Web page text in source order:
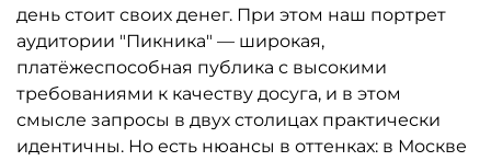
день стоит своих денег. При этом наш портрет
аудитории "Пикника" — широкая,
платёжеспособная публика с высокими
требованиями к качеству досуга, и в этом
смысле запросы в двух столицах практически
идентичны. Но есть нюансы в оттенках: в Москве